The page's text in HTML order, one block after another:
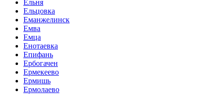
Ельня
Ельцовка
Еманжелинск
Емва
Емца
Енотаевка
Епифань
Ербогачен
Ермекеево
Ермишь
Ермолаево